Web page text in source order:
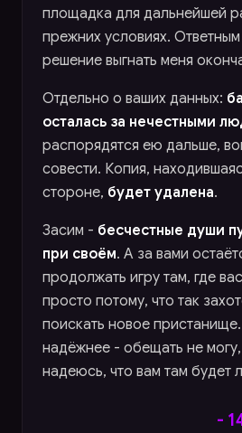
площадка для дальнейшей
прежних условиях.
решение выгнать меня
Отдельно о ваших данных:
осталась за нечестными
распорядятся ею дальше,
совести. Копия,
стороне, будет удалена.
Засим - бесчестные души
при своём. А за вами
продолжать игру там, где
просто потому, что так
поискать новое
надёжнее - обещать не
надеюсь, что вам там будет
-